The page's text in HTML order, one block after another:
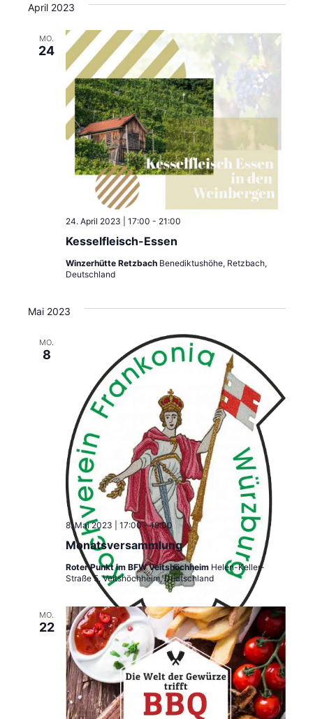
April 2023
MO.
24
Kesselfleisch-Essen
24. April 2023 | 17:00 - 21:00
Winzerhütte Retzbach Benediktushöhe, Retzbach,
Deutschland
Mai 2023
MO.
8
Monatsversammlung
8. Mai 2023 | 17:00-19:00
Roter Punkt im BFW Veitshöchheim Helen-Keller-
Straße 5, Veitshöchheim, Deutschland
MO.
22